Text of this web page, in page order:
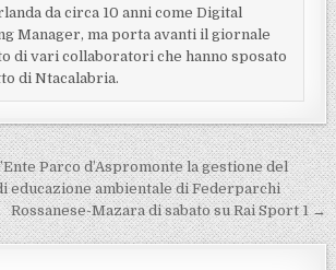
da circa 10 anni come Digital
Manager, ma porta avanti il giornale
di vari collaboratori che hanno sposato
di Ntacalabria.
articoli
Parco d’Aspromonte la gestione del
educazione ambientale di Federparchi
Rossanese-Mazara di sabato su Rai Sport 1 →